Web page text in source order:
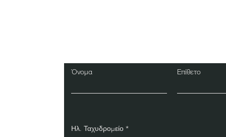
Όνομα Επίθετο
Ηλ. Ταχυδρομείο